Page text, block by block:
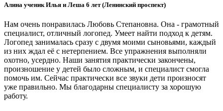
Алина ученик Илья и Леша 6 лет (Ленинский проспект)
Нам очень понравилась Любовь Степановна. Она - грамотный
специалист, отличный логопед. Умеет найти подход к детям.
Логопед занималась сразу с двумя моими сыновьями, каждый
из них ждал её с нетерпением. Все упражнения выполняли
охотно, усердно. Наши занятия практически закончены,
произношение у детей было сложным, и специалист смогла
помочь им. Сейчас практически все звуки дети произносят
уже правильно. Мы благодарны специалисту за хорошую
работу.